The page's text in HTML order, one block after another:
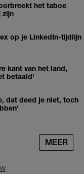
het taboe
zijn
op je LinkedIn-tijdlijn
kant van het land,
betaald'
dat deed je niet, toch
MEER